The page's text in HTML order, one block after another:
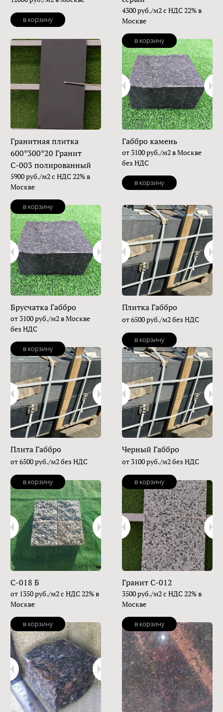
в корзину
4300 руб./м2 с НДС 22% в
Москве
в корзину
Гранитная плитка
600*300*20 Гранит
С-003 полированный
5900 руб./м2 с НДС 22% в
Москве
в корзину
Габбро камень
от 3100 руб./м2 в Москве
без НДС
в корзину
Брусчатка Габбро
от 3100 руб./м2 в Москве
без НДС
в корзину
Плитка Габбро
от 6500 руб./м2 без НДС
в корзину
Плита Габбро
от 6500 руб./м2 без НДС
в корзину
Черный Габбро
от 3100 руб./м2 без НДС
в корзину
С-018 Б
от 1350 руб./м2 с НДС 22% в
Москве
в корзину
Гранит C-012
3500 руб./м2 с НДС 22% в
Москве
в корзину